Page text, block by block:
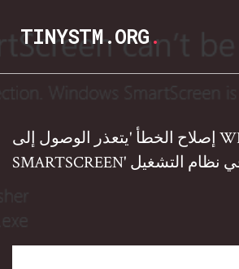
TINYSTM.ORG.
إصلاح الخطأ 'يتعذر الوصول إلى WINDOWS